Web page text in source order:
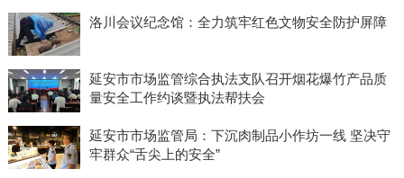
洛川会议纪念馆：全力筑牢红色文物安全防护屏障
延安市市场监管综合执法支队召开烟花爆竹产品质
量安全工作约谈暨执法帮扶会
延安市市场监管局：下沉肉制品小作坊一线 坚决守
牢群众“舌尖上的安全”